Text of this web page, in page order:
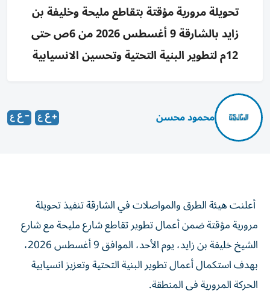
تحويلة مرورية مؤقتة بتقاطع مليحة وخليفة بن
زايد بالشارقة 9 أغسطس 2026 من 6ص حتى
12م لتطوير البنية التحتية وتحسين الانسيابية
محمود محسن
أعلنت هيئة الطرق والمواصلات في الشارقة تنفيذ تحويلة
مرورية مؤقتة ضمن أعمال تطوير تقاطع شارع مليحة مع شارع
الشيخ خليفة بن زايد، يوم الأحد، الموافق 9 أغسطس 2026،
بهدف استكمال أعمال تطوير البنية التحتية وتعزيز انسيابية
الحركة المرورية في المنطقة.